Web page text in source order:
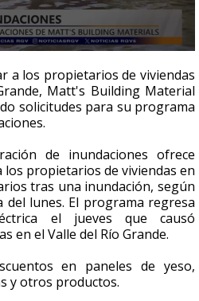
a los propietarios de viviendas
Matt's Building Material
solicitudes para su programa
de inundaciones ofrece
propietarios de viviendas en
tras una inundación, según
del lunes. El programa regresa
el jueves que causó
en el Valle del Río Grande.
en paneles de yeso,
y otros productos.